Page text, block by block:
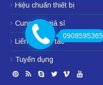
Hiệu chuẩn thiết bị
Cung cấp giá sỉ
Liên hệ hợp tác
Tuyển dụng
0908595365